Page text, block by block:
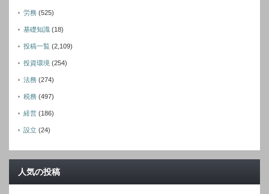
労務 (525)
基礎知識 (18)
投稿一覧 (2,109)
投資環境 (254)
法務 (274)
税務 (497)
経営 (186)
設立 (24)
人気の投稿